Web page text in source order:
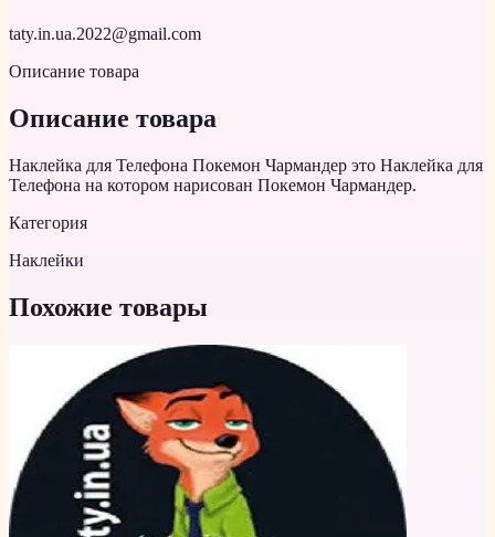
taty.in.ua.2022@gmail.com
Описание товара
Описание товара
Наклейка для Телефона Покемон Чармандер это Наклейка для
Телефона на котором нарисован Покемон Чармандер.
Категория
Наклейки
Похожие товары